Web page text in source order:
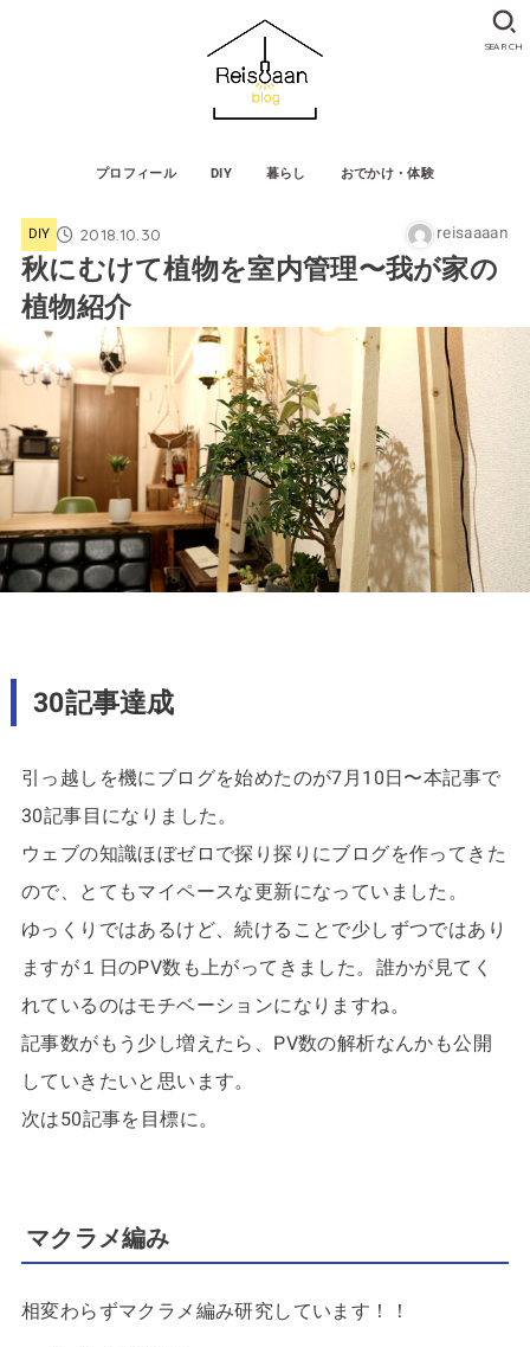
プロフィール DIY 暮らし おでかけ・体験
SEARCH
DIY 2018.10.30 reisaaaan
秋にむけて植物を室内管理〜我が家の
植物紹介
30記事達成
引っ越しを機にブログを始めたのが7月10日〜本記事で
30記事目になりました。
ウェブの知識ほぼゼロで探り探りにブログを作ってきた
ので、とてもマイペースな更新になっていました。
ゆっくりではあるけど、続けることで少しずつではあり
ますが１日のPV数も上がってきました。誰かが見てく
れているのはモチベーションになりますね。
記事数がもう少し増えたら、PV数の解析なんかも公開
していきたいと思います。
次は50記事を目標に。
マクラメ編み
相変わらずマクラメ編み研究しています！！